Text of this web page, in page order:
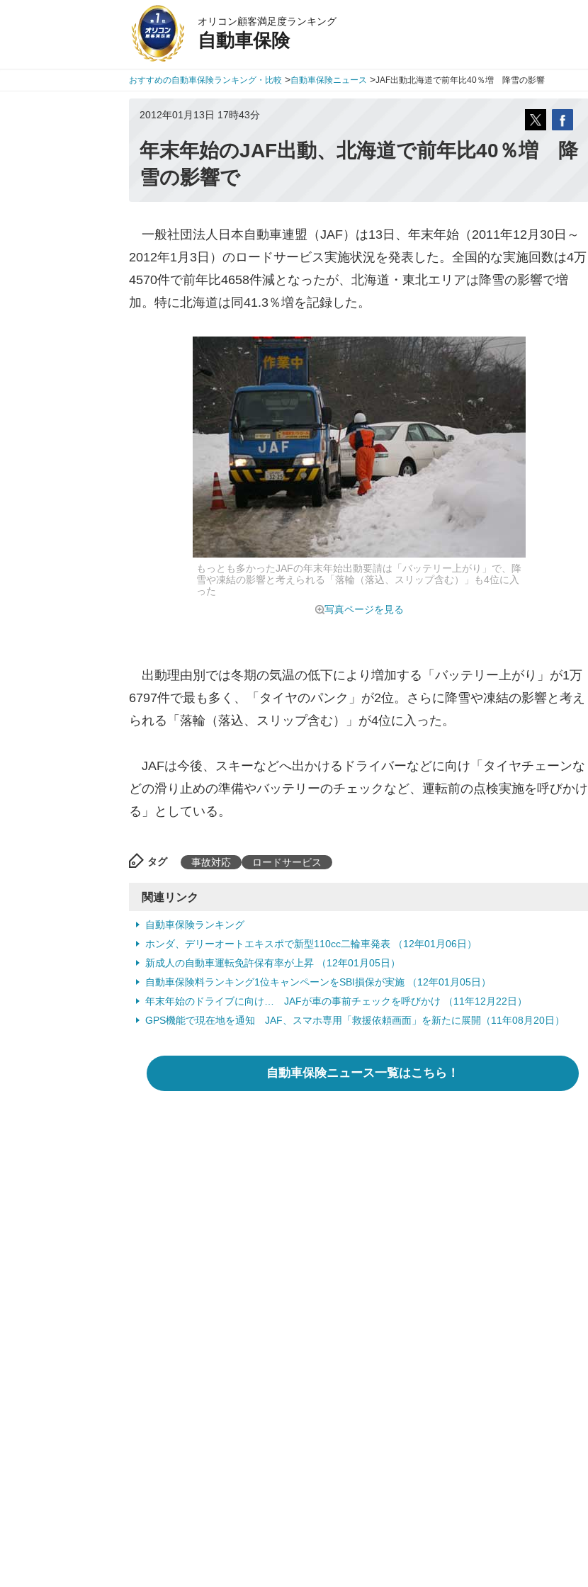
オリコン顧客満足度ランキング
自動車保険
おすすめの自動車保険ランキング・比較 >自動車保険ニュース >JAF出動北海道で前年比40％増 降雪の影響
2012年01月13日 17時43分
年末年始のJAF出動、北海道で前年比40％増 降
雪の影響で
一般社団法人日本自動車連盟（JAF）は13日、年末年始（2011年12月30日～
2012年1月3日）のロードサービス実施状況を発表した。全国的な実施回数は4万
4570件で前年比4658件減となったが、北海道・東北エリアは降雪の影響で増
加。特に北海道は同41.3％増を記録した。
もっとも多かったJAFの年末年始出動要請は「バッテリー上がり」で、降
雪や凍結の影響と考えられる「落輪（落込、スリップ含む）」も4位に入
った
写真ページを見る
出動理由別では冬期の気温の低下により増加する「バッテリー上がり」が1万
6797件で最も多く、「タイヤのパンク」が2位。さらに降雪や凍結の影響と考え
られる「落輪（落込、スリップ含む）」が4位に入った。
JAFは今後、スキーなどへ出かけるドライバーなどに向け「タイヤチェーンな
どの滑り止めの準備やバッテリーのチェックなど、運転前の点検実施を呼びかけ
る」としている。
タグ 事故対応 ロードサービス
関連リンク
自動車保険ランキング
ホンダ、デリーオートエキスポで新型110cc二輪車発表 （12年01月06日）
新成人の自動車運転免許保有率が上昇 （12年01月05日）
自動車保険料ランキング1位キャンペーンをSBI損保が実施 （12年01月05日）
年末年始のドライブに向け… JAFが車の事前チェックを呼びかけ （11年12月22日）
GPS機能で現在地を通知 JAF、スマホ専用「救援依頼画面」を新たに展開（11年08月20日）
自動車保険ニュース一覧はこちら！